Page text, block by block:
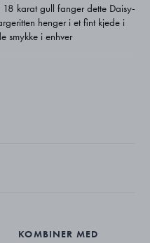
karat gull fanger dette Daisy-
henger i et fint kjede i
smykke i enhver
KOMBINER MED